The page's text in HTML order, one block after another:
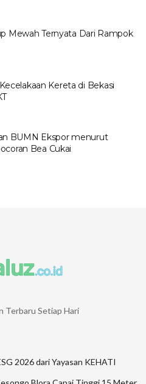
Mewah Ternyata Dari Rampok
Kereta di Bekasi
BUMN Ekspor menurut
Bea Cukai
Terbaru Setiap Hari
2026 dari Yayasan KEHATI